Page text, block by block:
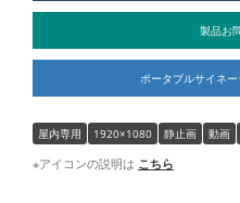
製品お
ポータブルサイネ
屋内専用 1920×1080 静止画 動画
※アイコンの説明は こちら